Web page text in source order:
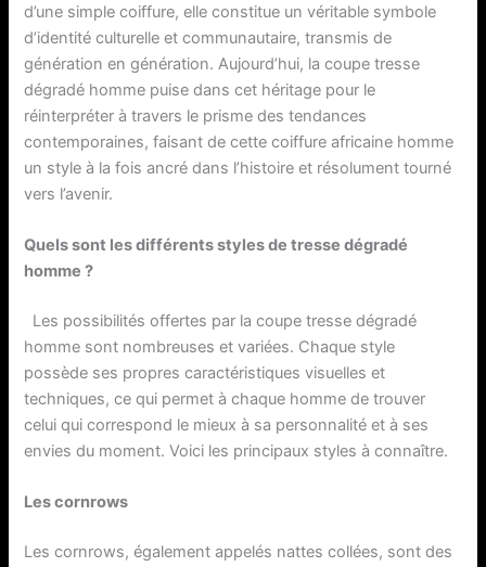
d’une simple coiffure, elle constitue un véritable symbole
d’identité culturelle et communautaire, transmis de
génération en génération. Aujourd’hui, la coupe tresse
dégradé homme puise dans cet héritage pour le
réinterpréter à travers le prisme des tendances
contemporaines, faisant de cette coiffure africaine homme
un style à la fois ancré dans l’histoire et résolument tourné
vers l’avenir.
Quels sont les différents styles de tresse dégradé
homme ?
Les possibilités offertes par la coupe tresse dégradé
homme sont nombreuses et variées. Chaque style
possède ses propres caractéristiques visuelles et
techniques, ce qui permet à chaque homme de trouver
celui qui correspond le mieux à sa personnalité et à ses
envies du moment. Voici les principaux styles à connaître.
Les cornrows
Les cornrows, également appelés nattes collées, sont des